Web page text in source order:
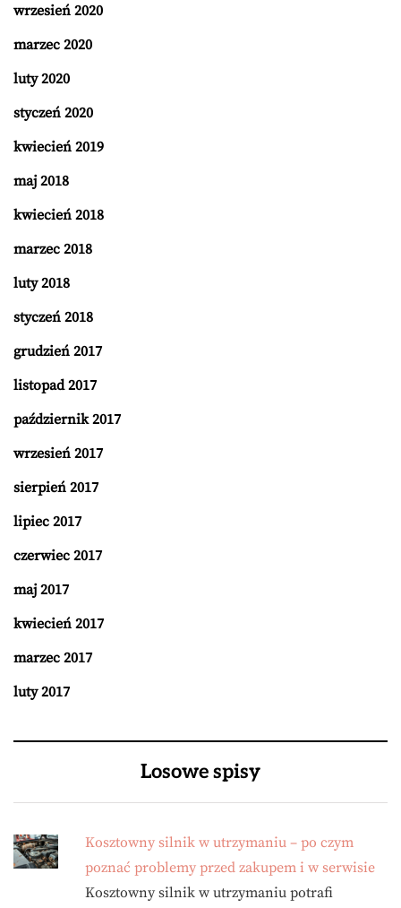
wrzesień 2020
marzec 2020
luty 2020
styczeń 2020
kwiecień 2019
maj 2018
kwiecień 2018
marzec 2018
luty 2018
styczeń 2018
grudzień 2017
listopad 2017
październik 2017
wrzesień 2017
sierpień 2017
lipiec 2017
czerwiec 2017
maj 2017
kwiecień 2017
marzec 2017
luty 2017
Losowe spisy
Kosztowny silnik w utrzymaniu – po czym
poznać problemy przed zakupem i w serwisie
Kosztowny silnik w utrzymaniu potrafi